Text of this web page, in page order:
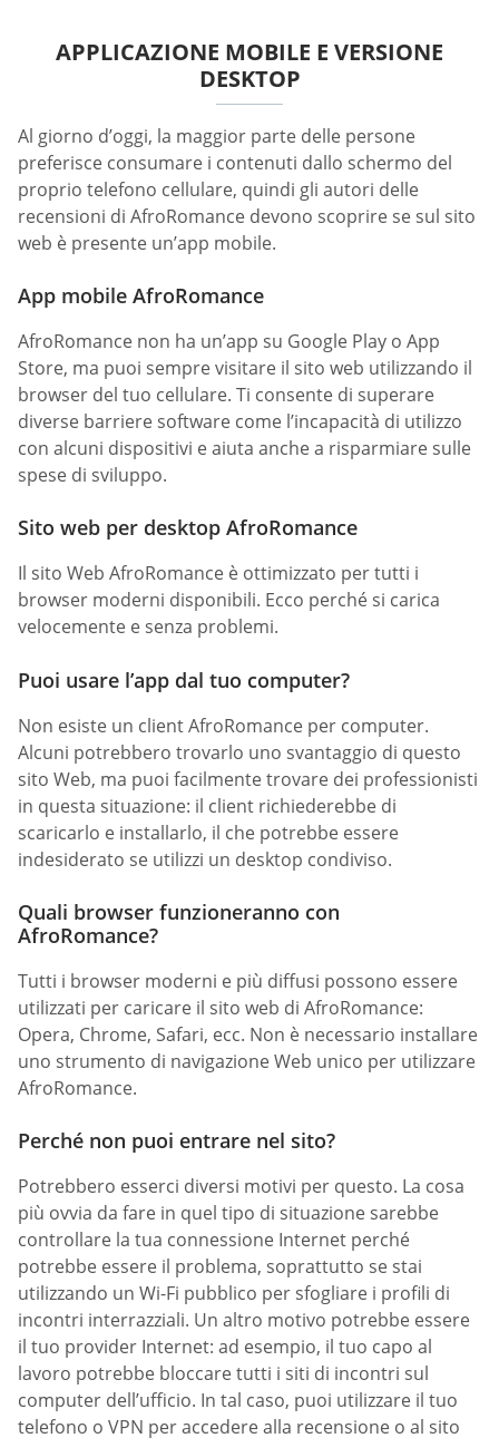
APPLICAZIONE MOBILE E VERSIONE
DESKTOP
Al giorno d’oggi, la maggior parte delle persone
preferisce consumare i contenuti dallo schermo del
proprio telefono cellulare, quindi gli autori delle
recensioni di AfroRomance devono scoprire se sul sito
web è presente un’app mobile.
App mobile AfroRomance
AfroRomance non ha un’app su Google Play o App
Store, ma puoi sempre visitare il sito web utilizzando il
browser del tuo cellulare. Ti consente di superare
diverse barriere software come l’incapacità di utilizzo
con alcuni dispositivi e aiuta anche a risparmiare sulle
spese di sviluppo.
Sito web per desktop AfroRomance
Il sito Web AfroRomance è ottimizzato per tutti i
browser moderni disponibili. Ecco perché si carica
velocemente e senza problemi.
Puoi usare l’app dal tuo computer?
Non esiste un client AfroRomance per computer.
Alcuni potrebbero trovarlo uno svantaggio di questo
sito Web, ma puoi facilmente trovare dei professionisti
in questa situazione: il client richiederebbe di
scaricarlo e installarlo, il che potrebbe essere
indesiderato se utilizzi un desktop condiviso.
Quali browser funzioneranno con
AfroRomance?
Tutti i browser moderni e più diffusi possono essere
utilizzati per caricare il sito web di AfroRomance:
Opera, Chrome, Safari, ecc. Non è necessario installare
uno strumento di navigazione Web unico per utilizzare
AfroRomance.
Perché non puoi entrare nel sito?
Potrebbero esserci diversi motivi per questo. La cosa
più ovvia da fare in quel tipo di situazione sarebbe
controllare la tua connessione Internet perché
potrebbe essere il problema, soprattutto se stai
utilizzando un Wi-Fi pubblico per sfogliare i profili di
incontri interrazziali. Un altro motivo potrebbe essere
il tuo provider Internet: ad esempio, il tuo capo al
lavoro potrebbe bloccare tutti i siti di incontri sul
computer dell’ufficio. In tal caso, puoi utilizzare il tuo
telefono o VPN per accedere alla recensione o al sito